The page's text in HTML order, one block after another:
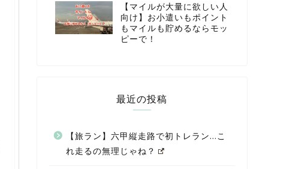
【マイルが大量に欲しい人
向け】お小遣いもポイント
もマイルも貯めるならモッ
ピーで！
最近の投稿
【旅ラン】六甲縦走路で初トレラン…こ
れ走るの無理じゃね？